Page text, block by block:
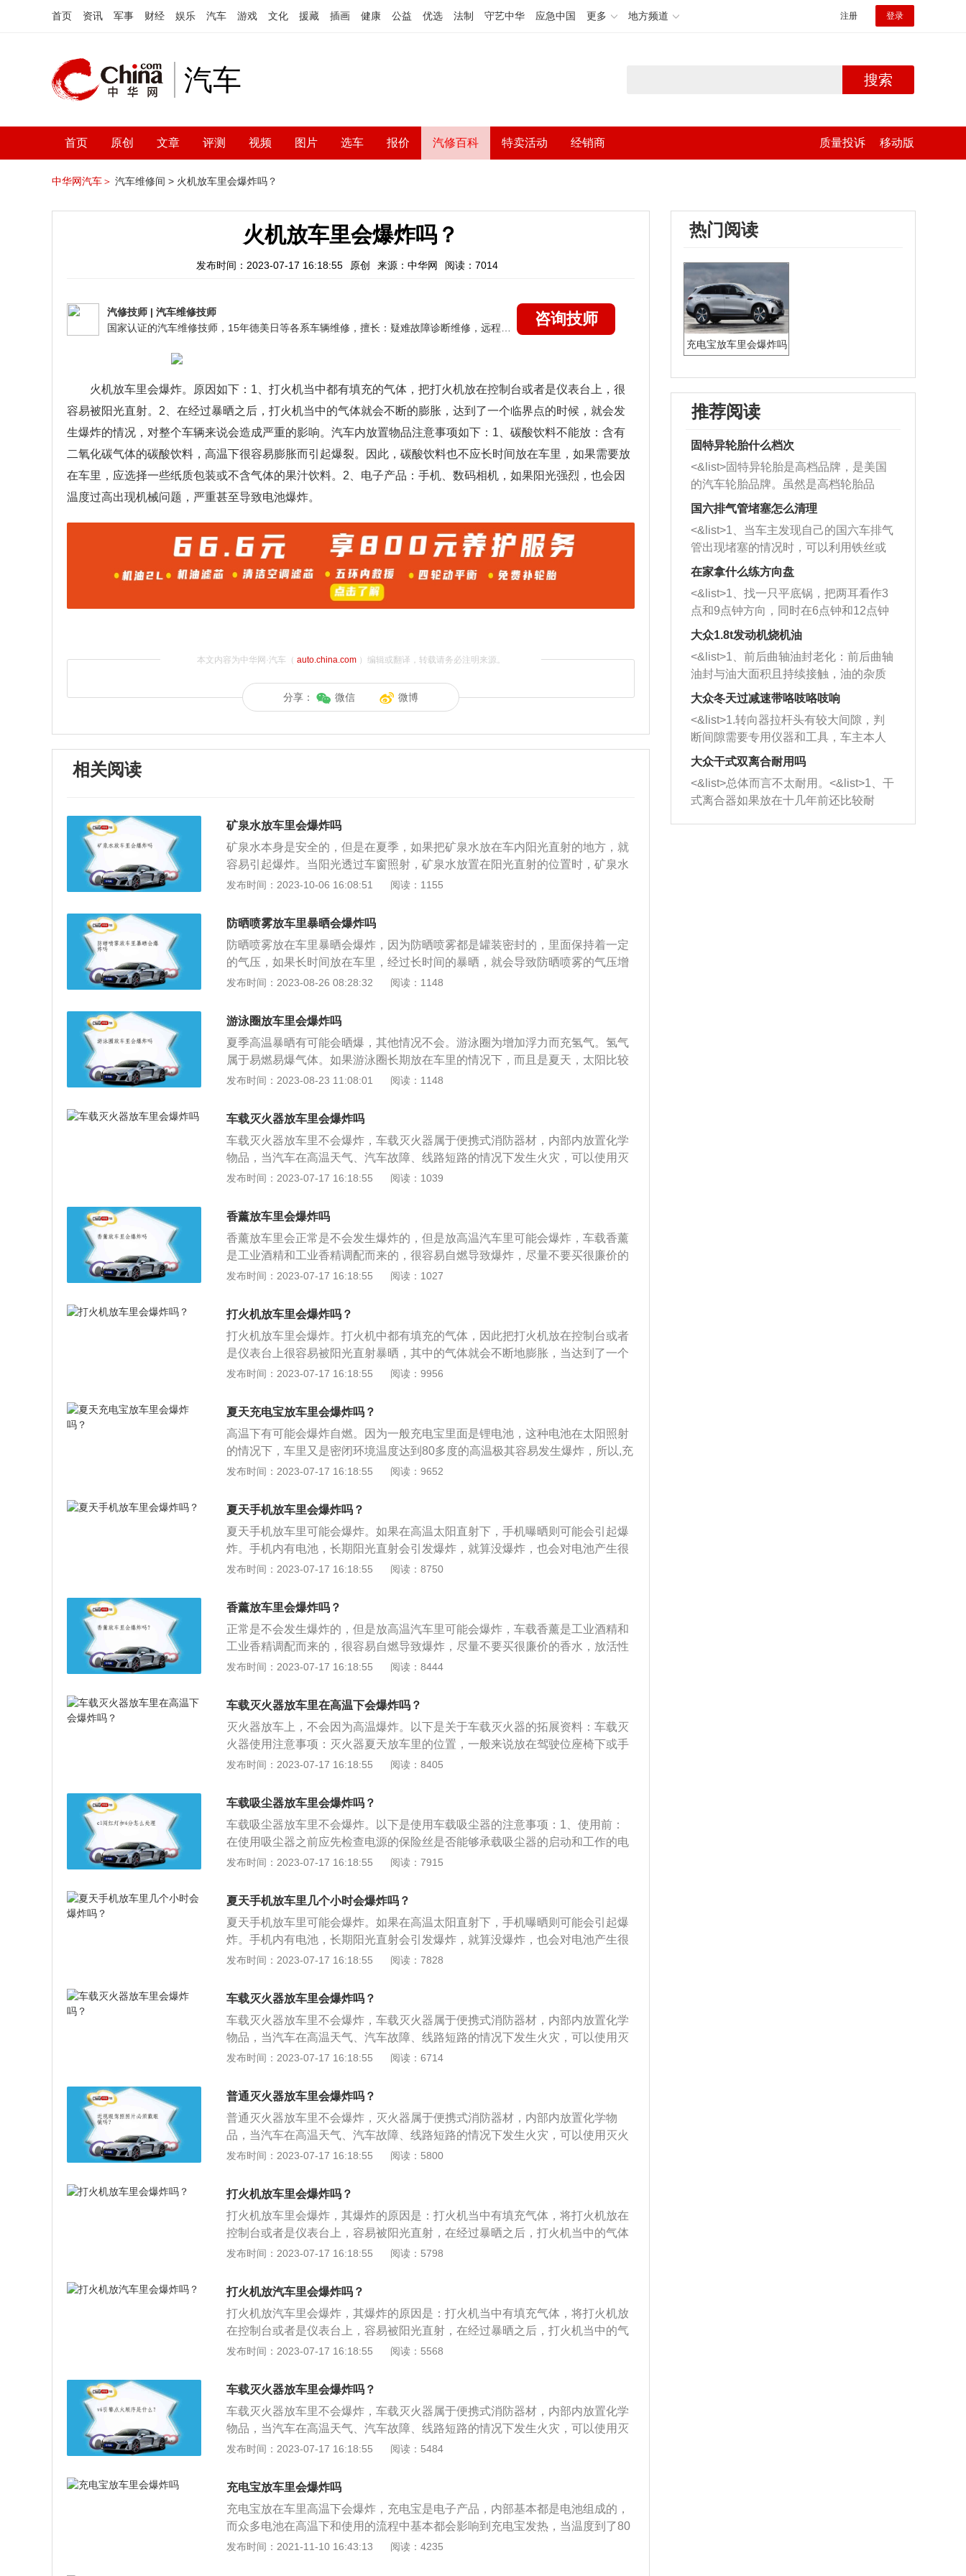
首页 资讯 军事 财经 娱乐 汽车 游戏 文化 援藏 插画 健康 公益 优选 法制 守艺中华 应急中国 更多 地方频道 注册 登录
汽车 搜索
首页 原创 文章 评测 视频 图片 选车 报价 汽修百科 特卖活动 经销商 质量投诉 移动版
中华网汽车＞ 汽车维修间 > 火机放车里会爆炸吗？
火机放车里会爆炸吗？
发布时间：2023-07-17 16:18:55 原创 来源：中华网 阅读：7014
汽修技师 | 汽车维修技师
咨询技师
火机放车里会爆炸。原因如下：1、打火机当中都有填充的气体，把打火机放在控制台或者是仪表台上，很
容易被阳光直射。2、在经过暴晒之后，打火机当中的气体就会不断的膨胀，达到了一个临界点的时候，就会发
生爆炸的情况，对整个车辆来说会造成严重的影响。汽车内放置物品注意事项如下：1、碳酸饮料不能放：含有
二氧化碳气体的碳酸饮料，高温下很容易膨胀而引起爆裂。因此，碳酸饮料也不应长时间放在车里，如果需要放
在车里，应选择一些纸质包装或不含气体的果汁饮料。2、电子产品：手机、数码相机，如果阳光强烈，也会因
温度过高出现机械问题，严重甚至导致电池爆炸。
本文内容为中华网·汽车（ auto.china.com）编辑或翻译，转载请务必注明来源。
分享： 微信 微博
相关阅读
矿泉水放车里会爆炸吗
矿泉水本身是安全的，但是在夏季，如果把矿泉水放在车内阳光直射的地方，就
容易引起爆炸。当阳光透过车窗照射，矿泉水放置在阳光直射的位置时，矿泉水
瓶正好充当了汇聚光源的凸透镜。加上车内原本就已经达到70摄氏度的高温，阳
燃物品，间接引起爆炸。除此之外透明的塑料瓶、玻璃瓶，眼镜，车内的香水装
置也是易燃易爆物品。另外类似于未开启的易拉罐汽水以及打火机若放在车内也
很容易引起爆炸，或者喷溅的液体影响开车视野。我们在离开车内时，应把这些
物品带走或放在避免阳光直射的地方。注意事项：1、一定要经常检查车内有没
有易燃易爆物品，并将它们统统请下车，否则它们将会成为车上的定时炸弹！
发布时间：2023-10-06 16:08:51 阅读：1155
防晒喷雾放车里暴晒会爆炸吗
防晒喷雾放在车里暴晒会爆炸，因为防晒喷雾都是罐装密封的，里面保持着一定
的气压，如果长时间放在车里，经过长时间的暴晒，就会导致防晒喷雾的气压增
高，从而发生爆炸的情况。防晒喷雾如果在车里发生爆炸，轻则损坏车内的配
害到车上的人员，所以在车上放置防晒喷雾危险性是很高的，尤其是夏天。防晒
喷雾一般都是放在阴凉地方保存，不能把它放置在高温的环境内，不然达到一定
的温度就会引爆，而且爆炸的威力还不小。所以为了避免一些麻烦，尽量不要把
防晒喷雾放在车里。防晒喷雾放车里可能会爆炸。防晒喷雾是一种自喷压力容
器，最好不要放在车里，因为夏天车内温度会上升到60摄氏度左右，尤其是黑色
剃须膏、杀虫剂等，都可以喷出罐内的液体，因为里面压力过大，加上温度过
高，在车内暴露在阳光下很可能会引起爆炸。防晒喷雾应存放在阴凉处，罐内填
充物多为低熔点有机物，遇火易燃烧。这种类型的填充物很容易汽化。如果罐体
时，就会发生爆炸。如果此时您在车内吸烟，气体会遇到明火并进一步点燃，引
放置，则非常危险。
发布时间：2023-08-26 08:28:32 阅读：1148
游泳圈放车里会爆炸吗
夏季高温暴晒有可能会晒爆，其他情况不会。游泳圈为增加浮力而充氢气。氢气
属于易燃易爆气体。如果游泳圈长期放在车里的情况下，而且是夏天，太阳比较
热，经过长期招收的情况下，确实是可能晒爆，因为热胀冷缩。游泳圈是有机高
其老化速度.所以游泳圈在太阳下会损坏。
发布时间：2023-08-23 11:08:01 阅读：1148
车载灭火器放车里会爆炸吗
车载灭火器放车里不会爆炸，车载灭火器属于便携式消防器材，内部内放置化学
物品，当汽车在高温天气、汽车故障、线路短路的情况下发生火灾，可以使用灭
火器将火扑灭，起到保证人身安全、降低损失的作用。车载灭火器基本都是干粉
会爆炸的。但要注意的是，由于温度过高会导致灭火器的部分零件老化，这样一
来很容易就会出现泄漏的情况，所以放存位置应尽可能避免光线直射且阴凉的地
方。车载灭火器要存放在比较顺手的位置，因为在发现汽车自燃的时候，可以迅
速拿起灭火器来熄灭。车载灭火器的使用方法：1、拿起灭火器占据上风方口位
置；2、将灭火器上下倒置数次，使其内部的干粉松动；3、将保险销拔掉后左手
即可。
发布时间：2023-07-17 16:18:55 阅读：1039
香薰放车里会爆炸吗
香薰放车里会正常是不会发生爆炸的，但是放高温汽车里可能会爆炸，车载香薰
是工业酒精和工业香精调配而来的，很容易自燃导致爆炸，尽量不要买很廉价的
香水，放活性炭那种固体类，或者香薰干花类比较安全。夏天温度过高，瓶中气
会破裂。所以在汽车香水瓶里一次应当注入少量香水，让瓶子留有足够空间供气
体挥发。另外将香水瓶盖拧上，但不要拧得过紧，让香水挥发的通道稍微畅通，
就不会有问题。扩展资料:1、好的汽车香水应该对人体无害，环保无污染，用料
尽可能取自天然，由大师精心调制每一种香型，绿色环保，对人体有益而无害。
2、好的汽车香水香味分几个层次，前调、中调、后调。前调：当打开香水瓶，
体印象。中调：中调是最重要的部分，它随前调出现，散发出香水的主体香味，
有时也被称为主题调。后调：后调是香水味道里最慢，持续的时间最长，是整体
香水的总结部分。每一个层次的香调都会有不一样的效果，用心去品味她吧！
发布时间：2023-07-17 16:18:55 阅读：1027
打火机放车里会爆炸吗？
打火机放车里会爆炸。打火机中都有填充的气体，因此把打火机放在控制台或者
是仪表台上很容易被阳光直射暴晒，其中的气体就会不断地膨胀，当达到了一个
临界点的时候就会发生爆炸的情况，对整个车辆会造成严重的影响。以下是关于
要成分之一，如果碰巧香水瓶类似于凸透镜的造型，在阳光直射下就会产生的聚
光点燃了其中的酒精，引起爆炸；此外，香水的质量不过关，长时间放置车内极
易挥发出对人体有害的物质，甚至有致癌的危险。汽车内不宜存放老花镜：老花
镜属于凸透镜，容易将光线聚在一起，如果长时间聚焦光线，就会导致焦点温度
过高，烤坏车内的塑料饰板，甚至导致车辆自燃。
发布时间：2023-07-17 16:18:55 阅读：9956
夏天充电宝放车里会爆炸吗？
高温下有可能会爆炸自燃。因为一般充电宝里面是锂电池，这种电池在太阳照射
的情况下，车里又是密闭环境温度达到80多度的高温极其容易发生爆炸，所以,充
电宝最好不要放在车里，特别是长时间放车里，会存在很大的安全隐患。以下是
有储电单元的装置。目前市场主要品类多功能性充电宝，基本都配置的标准的US
B输出。基本能满足目前市场常见的移动设备手机、MP3、MP4、PDA、PSP、
蓝牙耳机、数码相机等多种数码产品。充电宝其实就是方便易携带的大容量随身
电源。它是一个集储电，升压，充电管理于一体的便携式设备。充电宝功能：充
电宝自身的充电插头直接通过交流电源可以对移动设备充电且自身具有存电装
电插头的装置，而相比于充电器它又自身具有存电装置，可以在没有直电源或外
出时给数码产品提供备用电源。
发布时间：2023-07-17 16:18:55 阅读：9652
夏天手机放车里会爆炸吗？
夏天手机放车里可能会爆炸。如果在高温太阳直射下，手机曝晒则可能会引起爆
炸。手机内有电池，长期阳光直射会引发爆炸，就算没爆炸，也会对电池产生很
大的损坏。把手机放在遮阳避光的地方，避免阳光直射；发现手机过热，可以放
遗忘也最具有杀伤力，自带液态丁烷成分，暴晒后内部压力增强发生爆炸。车里
不要放瓶装水：在阳光下暴晒的车内存放一定时间会挥发出对人体有害物质，若
继续饮用，不但不能解渴还会影响健康，产生不适反应。车里不要放眼镜：特别
是老花镜，凸透容易光纤聚集在一起，引发车辆人火灾。车里不要放香水（玻璃
瓶）：香水挥发产生易燃气体，包装临界点为49度，据测试夏天中午无遮挡情况
手机暴晒后容易出现机械问题，充电器则经过暴晒温度过高也会爆炸。
发布时间：2023-07-17 16:18:55 阅读：8750
香薰放车里会爆炸吗？
正常是不会发生爆炸的，但是放高温汽车里可能会爆炸，车载香薰是工业酒精和
工业香精调配而来的，很容易自燃导致爆炸，尽量不要买很廉价的香水，放活性
炭那种固体类，或者香薰干花类比较安全。以下是开车的注意事项：看后视镜：
左后视镜，右转向主要看右后视镜，左右转向均须看内后视镜。不要盯着车头前
方：畅通路上行驶时目光平视100米前方，不要盯着车头近前方。踩离合：通常
时速在40公里以上减速不用先踩离合、待时速减到20公里左右时再踩离合。打方
向：高速转向慢打方向，低速转向快打方向。
发布时间：2023-07-17 16:18:55 阅读：8444
车载灭火器放车里在高温下会爆炸吗？
灭火器放车上，不会因为高温爆炸。以下是关于车载灭火器的拓展资料：车载灭
火器使用注意事项：灭火器夏天放车里的位置，一般来说放在驾驶位座椅下或手
套箱里最好，大一点的可以放到后备箱内，可以避免阳光直射，还便于取用。定
示压力正常，可以正常工作；在黄色范围表示压力过高，在红色范围表示压力太
低，这都会影响灭火效果，应该及时更换。车载灭火器对于大多数车主来说，基
本上是放到过期也用不到，当然最好是用不上。当遇到汽车发生自燃时，一定要
对准着火部位喷，否则是没任何效果的。车载灭火器分类：车载灭火器专用于汽
车灭火，包括两大类型：置车用非贮压悬挂式超细干粉自动灭火装，微型车用贮
的几种车载灭火器：气溶胶灭火器、干粉灭火器、超细干粉灭火器、二氧化碳灭
火器和水基灭火器。
发布时间：2023-07-17 16:18:55 阅读：8405
车载吸尘器放车里会爆炸吗？
车载吸尘器放车里不会爆炸。以下是使用车载吸尘器的注意事项：1、使用前：
在使用吸尘器之前应先检查电源的保险丝是否能够承载吸尘器的启动和工作的电
流。2、开关顺序：关闭吸尘器电源开关，将电源插头插入汽车点烟器插座，应
到一定程度或使用完毕需做清理，按压尘罩上的卡子打开尘罩清除脏物。4、戴
口罩：在使用车载吸尘器吸尘的时候最好戴上口罩，因为使用车载吸尘器容易导
致灰尘扬起，用户比较容易吸入扬起的尘埃。使用时严禁将手或脚放在吸口下，
以免发生危险。
发布时间：2023-07-17 16:18:55 阅读：7915
夏天手机放车里几个小时会爆炸吗？
夏天手机放车里可能会爆炸。如果在高温太阳直射下，手机曝晒则可能会引起爆
炸。手机内有电池，长期阳光直射会引发爆炸，就算没爆炸，也会对电池产生很
大的损坏。把手机放在遮阳避光的地方，避免阳光直射；发现手机过热，可以放
1、打火机：最小巧容易遗忘也最具有杀伤力，自带液态丁烷成分，暴晒后内部
压力增强发生爆炸。2、瓶装水：在阳光下暴晒的车内存放一定时间会会发出对
人体有害物质，若继续饮用，不但不能解渴还会影响健康，产生不适反应。3、
眼镜：特别是老花镜，凸透容易光纤聚集在一起，引发车辆人火灾。4、香水
（玻璃瓶）：香水挥发产生易燃气体，包装临界点为49度，据测试夏天中午无遮
发布时间：2023-07-17 16:18:55 阅读：7828
车载灭火器放车里会爆炸吗？
车载灭火器放车里不会爆炸，车载灭火器属于便携式消防器材，内部内放置化学
物品，当汽车在高温天气、汽车故障、线路短路的情况下发生火灾，可以使用灭
火器将火扑灭，起到保证人身安全、降低损失的作用。车载灭火器的使用方法如
干粉松动；3、将保险销拔掉后左手握住压把，右手抓喷管，将灭火器倒置竖
起；4、将喷管瞄准火焰根部进行喷洒即可。
发布时间：2023-07-17 16:18:55 阅读：6714
普通灭火器放车里会爆炸吗？
普通灭火器放车里不会爆炸，灭火器属于便携式消防器材，内部内放置化学物
品，当汽车在高温天气、汽车故障、线路短路的情况下发生火灾，可以使用灭火
器将火扑灭，起到保证人身安全、降低损失的作用。灭火器的使用方法：1、拿
动；3、将保险销拔掉后左手握住压把，右手抓喷管，将灭火器倒置竖起；4、将
喷管瞄准火焰根部进行喷洒即可。
发布时间：2023-07-17 16:18:55 阅读：5800
打火机放车里会爆炸吗？
打火机放车里会爆炸，其爆炸的原因是：打火机当中有填充气体，将打火机放在
控制台或者是仪表台上，容易被阳光直射，在经过暴晒之后，打火机当中的气体
就会不断的膨胀，达到了一个临界点的时候，会发生爆炸的情况，会对车辆造成
料；2、车载香水；3、电池、数码相机、药品、食品通讯设备；4、老花镜；5、
放大镜。
发布时间：2023-07-17 16:18:55 阅读：5798
打火机放汽车里会爆炸吗？
打火机放汽车里会爆炸，其爆炸的原因是：打火机当中有填充气体，将打火机放
在控制台或者是仪表台上，容易被阳光直射，在经过暴晒之后，打火机当中的气
体就会不断的膨胀，达到了一个临界点的时候，会发生爆炸的情况，会对车辆造
料；2、车载香水；3、电池、数码相机、药品、食品通讯设备；4、老花镜；5、
发布时间：2023-07-17 16:18:55 阅读：5568
车载灭火器放车里会爆炸吗？
车载灭火器放车里不会爆炸，车载灭火器属于便携式消防器材，内部内放置化学
物品，当汽车在高温天气、汽车故障、线路短路的情况下发生火灾，可以使用灭
火器将火扑灭，起到保证人身安全、降低损失的作用。车载灭火器的使用方法：
松动；3、将保险销拔掉后左手握住压把，右手抓喷管，将灭火器倒置竖起；4、
将喷管瞄准火焰根部进行喷洒即可。
发布时间：2023-07-17 16:18:55 阅读：5484
充电宝放车里会爆炸吗
充电宝放在车里高温下会爆炸，充电宝是电子产品，内部基本都是电池组成的，
而众多电池在高温下和使用的流程中基本都会影响到充电宝发热，当温度到了80
度，就容易影响到爆炸。不宜放置车里面的物品：打火机是易爆物品，千万不能
发布时间：2021-11-10 16:43:13 阅读：4235
热门阅读
充电宝放车里会爆炸吗
推荐阅读
固特异轮胎什么档次
<&list>固特异轮胎是高档品牌，是美国
的汽车轮胎品牌。虽然是高档轮胎品
牌，但是中高低端的轮胎都有生产，这
也是为了更好的开拓市场。
国六排气管堵塞怎么清理
<&list>1、当车主发现自己的国六车排气
管出现堵塞的情况时，可以利用铁丝或
者是细棍，直接将杂物给取出来，如果
堵塞情况比较严重，也可以采取应急措
施。 <&list>2、直接利用木棍将所有的
杂物推到排气管里面的位置处，然后将
三元催化器拆解开，就可以将堵塞的东
西取出来。但如果是因为积碳过多引起
的堵塞，就需要将三元催化器泡在草酸
洗剂对堵塞的情况得到解决，将清洗剂
放在燃油箱中，与燃油混合后，车辆启
动时，就可以和汽油一起进入到燃烧
室，最后形成废气排出，就可以让三元
催化器得到清洗，排气管堵塞的情况就
能够得到解决。
在家拿什么练方向盘
<&list>1、找一只平底锅，把两耳看作3
点和9点钟方向，同时在6点钟和12点钟
方向做一个标记。 <&list>2、双手握住
一圈半的练习，往右同样也要打相同的
圈数。 <&list>3、最后强调要反复练
习，这样就可以形成肌肉记忆，在真实
驾驶车辆时，不需要记忆也能打好方
向。
大众1.8t发动机烧机油
<&list>1、前后曲轴油封老化：前后曲轴
油封与油大面积且持续接触，油的杂质
和发动机内持续温度变化使其密封效果
逐渐减弱，导致渗油或漏油。<&list>2、
活塞间隙过大：积碳会使活塞环与缸体
的间隙扩大，导致机油流入燃烧室中，
造成烧机油。<&list>3、机油粘度。使用
机油粘度过小的话，同样会有烧机油现
象，机油粘度过小具有很好的流动性，
大众冬天过减速带咯吱咯吱响
<&list>1.转向器拉杆头有较大间隙，判
断间隙需要专用仪器和工具，车主本人
无法制作，需要将车辆送到修理厂或4s
店；<&list>2.车辆半轴套管防尘罩破
裂，破裂后会出现漏油现象，使半轴磨
损严重，磨损的半轴容易损坏，产生异
响；<&list>3.稳定器的转向胶套和球头
大众干式双离合耐用吗
<&list>总体而言不太耐用。<&list>1、干
式离合器如果放在十几年前还比较耐